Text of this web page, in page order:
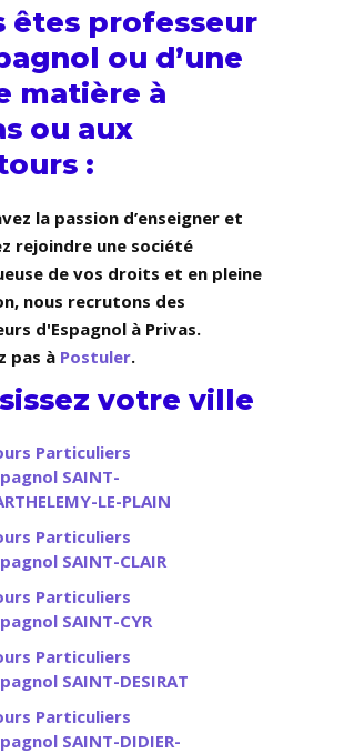
êtes professeur
ou d’une
matière à
ou aux
:
la passion d’enseigner et
rejoindre une société
de vos droits et en pleine
nous recrutons des
d'Espagnol à Privas.
pas à Postuler.
votre ville
Particuliers
SAINT-
LE-PLAIN
Particuliers
SAINT-CLAIR
Particuliers
SAINT-CYR
Particuliers
SAINT-DESIRAT
Particuliers
SAINT-DIDIER-